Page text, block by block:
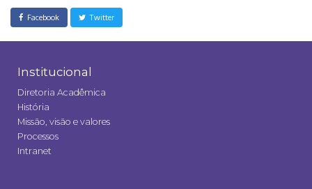
Facebook Twitter
Institucional
Diretoria Acadêmica
História
Missão, visão e valores
Processos
Intranet